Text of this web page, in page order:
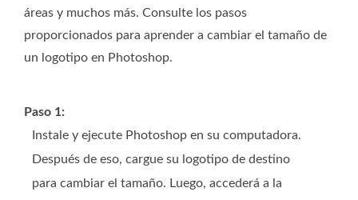
áreas y muchos más. Consulte los pasos
proporcionados para aprender a cambiar el tamaño de
un logotipo en Photoshop.
Paso 1:
Instale y ejecute Photoshop en su computadora.
Después de eso, cargue su logotipo de destino
para cambiar el tamaño. Luego, accederá a la